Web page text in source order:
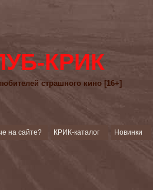
КРИК
страшного кино [16+]
на сайте? КРИК-каталог Новинки